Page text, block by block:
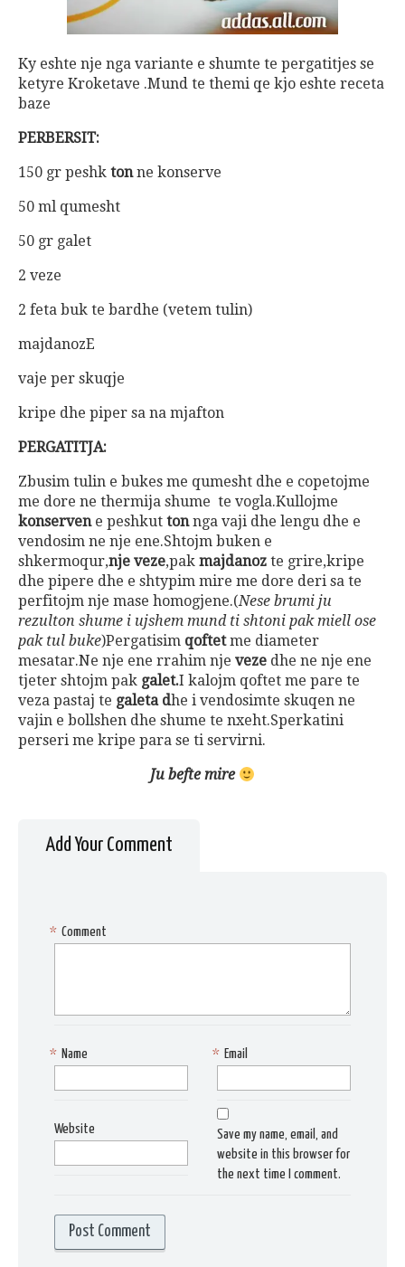
Ky eshte nje nga variante e shumte te pergatitjes se
ketyre Kroketave .Mund te themi qe kjo eshte receta
baze
PERBERSIT:
150 gr peshk tonne konserve
50 ml qumesht
50 gr galet
2 veze
2 feta buk te bardhe (vetem tulin)
majdanozE
vaje per skuqje
kripe dhe piper sa na mjafton
PERGATITJA:
Zbusim tulin e bukes me qumesht dhe e copetojme
me dore ne thermija shume te vogla.Kullojme
konserven e peshkut tonnga vaji dhe lengu dhe e
vendosim ne nje ene.Shtojm buken e
shkermoqur,nje veze,pak majdanoz te grire,kripe
dhe pipere dhe e shtypim mire me dore deri sa te
perfitojm nje mase homogjene.(Nese brumi ju
rezulton shume i ujshem mund ti shtoni pak miell ose
pak tul buke)Pergatisim qoftetme diameter
mesatar.Ne nje ene rrahim nje veze dhe ne nje ene
tjeter shtojm pak galet.I kalojm qoftet me pare te
veza pastaj te galeta dhe i vendosimte skuqen ne
vajin e bollshen dhe shume te nxeht.Sperkatini
perseri me kripe para se ti servirni.
Ju befte mire
Add Your Comment
Comment
*
Name
* Email
*
Website
Save my name, email, and
website in this browser for
the next time I comment.